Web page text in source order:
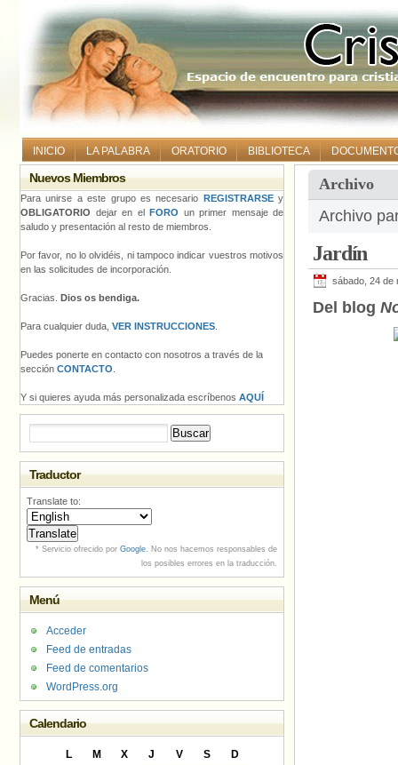
INICIO LA PALABRA ORATORIO BIBLIOTECA
Archivo
Archivo
Jardín
sábado, 24 de
Del blog
Nuevos Miembros
Para unirse a este grupo es necesario REGISTRARSEy
OBLIGATORIO dejar en el FORO un primer mensaje de
saludo y presentación al resto de miembros.
Por favor, no lo olvidéis, ni tampoco indicar vuestros motivos
en las solicitudes de incorporación.
Gracias. Dios os bendiga.
Para cualquier duda, VER INSTRUCCIONES
Puedes ponerte en contacto con nosotros a través de la
sección CONTACTO
Y si quieres ayuda más personalizada escríbenos AQUÍ
Traductor
Translate to:
* Servicio ofrecido por Google. No nos hacemos responsables de
los posibles errores en la traducción.
Menú
Acceder
Feed de entradas
Feed de comentarios
WordPress.org
Calendario
L M X J V S
D